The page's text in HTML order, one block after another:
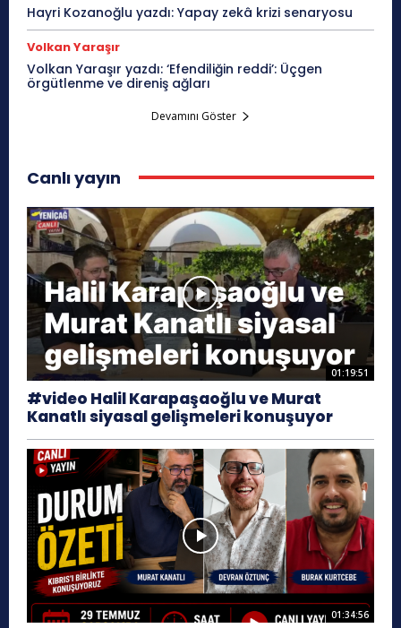
Hayri Kozanoğlu yazdı: Yapay zekâ krizi senaryosu
Volkan Yaraşır
Volkan Yaraşır yazdı: ‘Efendiliğin reddi’: Üçgen
örgütlenme ve direniş ağları
Devamını Göster
Canlı yayın
01:19:51
#video Halil Karapaşaoğlu ve Murat
Kanatlı siyasal gelişmeleri konuşuyor
01:34:56